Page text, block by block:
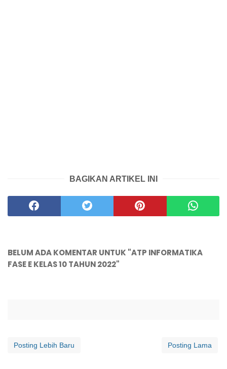
BAGIKAN ARTIKEL INI
BELUM ADA KOMENTAR UNTUK "ATP INFORMATIKA
FASE E KELAS 10 TAHUN 2022"
Posting Lebih Baru Posting Lama